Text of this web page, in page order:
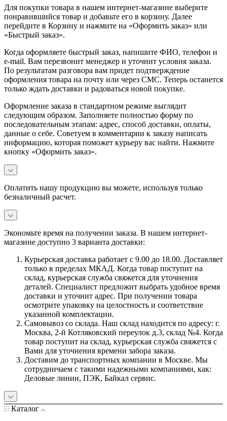
Для покупки товара в нашем интернет-магазине выберите
понравившийся товар и добавьте его в корзину. Далее
перейдите в Корзину и нажмите на «Оформить заказ» или
«Быстрый заказ».
Когда оформляете быстрый заказ, напишите ФИО, телефон и
e-mail. Вам перезвонит менеджер и уточнит условия заказа.
По результатам разговора вам придет подтверждение
оформления товара на почту или через СМС. Теперь останется
только ждать доставки и радоваться новой покупке.
Оформление заказа в стандартном режиме выглядит
следующим образом. Заполняете полностью форму по
последовательным этапам: адрес, способ доставки, оплаты,
данные о себе. Советуем в комментарии к заказу написать
информацию, которая поможет курьеру вас найти. Нажмите
кнопку «Оформить заказ».
Оплатить нашу продукцию вы можете, используя только
безналичный расчет.
Экономьте время на получении заказа. В нашем интернет-
магазине доступно 3 варианта доставки:
Курьерская доставка работает с 9.00 до 18.00. Доставляет
только в пределах МКАД. Когда товар поступит на
склад, курьерская служба свяжется для уточнения
деталей. Специалист предложит выбрать удобное время
доставки и уточнит адрес. При получении товара
осмотрите упаковку на целостность и соответствие
указанной комплектации.
Самовывоз со склада. Наш склад находится по адресу: г.
Москва, 2-й Котляковский переулок д.3, склад №4. Когда
товар поступит на склад, курьерская служба свяжется с
Вами для уточнения времени забора заказа.
Доставим до транспортных компании в Москве. Мы
сотрудничаем с такими надежными компаниями, как:
Деловые линии, ПЭК, Байкал сервис.
Каталог